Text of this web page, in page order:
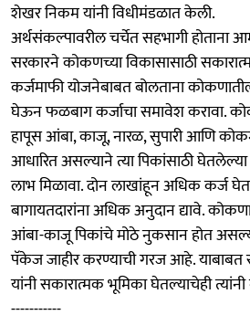
शेखर निकम यांनी विधीमंडळात केली.
अर्थसंकल्पावरील चर्चेत सहभागी होताना
सरकारने कोकणच्या विकासासाठी
कर्जमाफी योजनेबाबत बोलताना
घेऊन फळबाग कर्जाचा समावेश करावा.
हापूस आंबा, काजू, नारळ, सुपारी आणि
आधारित असल्याने त्या पिकांसाठी घेतलेल्या
लाभ मिळावा. दोन लाखांहून अधिक कर्ज
बागायतदारांना अधिक अनुदान द्यावे.
आंबा-काजू पिकांचे मोठे नुकसान होत
पॅकेज जाहीर करण्याची गरज आहे. याबाबत
यांनी सकारात्मक भूमिका घेतल्याचेही
-----------